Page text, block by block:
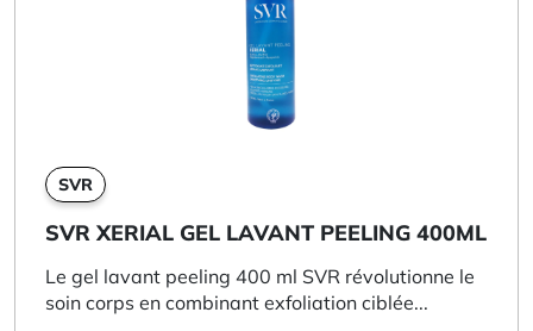
SVR
SVR XERIAL GEL LAVANT PEELING 400ML
Le gel lavant peeling 400 ml SVR révolutionne le
soin corps en combinant exfoliation ciblée...